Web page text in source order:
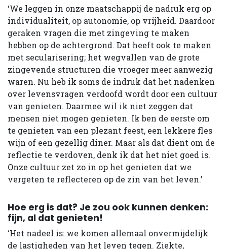
‘We leggen in onze maatschappij de nadruk erg op
individualiteit, op autonomie, op vrijheid. Daardoor
geraken vragen die met zingeving te maken
hebben op de achtergrond. Dat heeft ook te maken
met secularisering; het wegvallen van de grote
zingevende structuren die vroeger meer aanwezig
waren. Nu heb ik soms de indruk dat het nadenken
over levensvragen verdoofd wordt door een cultuur
van genieten. Daarmee wil ik niet zeggen dat
mensen niet mogen genieten. Ik ben de eerste om
te genieten van een plezant feest, een lekkere fles
wijn of een gezellig diner. Maar als dat dient om de
reflectie te verdoven, denk ik dat het niet goed is.
Onze cultuur zet zo in op het genieten dat we
vergeten te reflecteren op de zin van het leven.’
Hoe erg is dat? Je zou ook kunnen denken:
fijn, al dat genieten!
‘Het nadeel is: we komen allemaal onvermijdelijk
de lastigheden van het leven tegen. Ziekte,